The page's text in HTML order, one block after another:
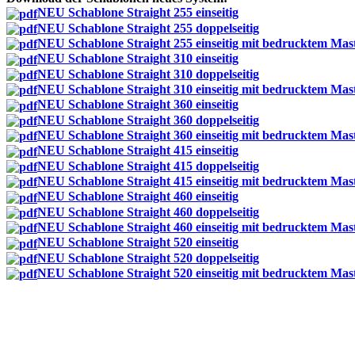
NEU Schablone Straight 255 einseitig
NEU Schablone Straight 255 doppelseitig
NEU Schablone Straight 255 einseitig mit bedrucktem
NEU Schablone Straight 310 einseitig
NEU Schablone Straight 310 doppelseitig
NEU Schablone Straight 310 einseitig mit bedrucktem
NEU Schablone Straight 360 einseitig
NEU Schablone Straight 360 doppelseitig
NEU Schablone Straight 360 einseitig mit bedrucktem
NEU Schablone Straight 415 einseitig
NEU Schablone Straight 415 doppelseitig
NEU Schablone Straight 415 einseitig mit bedrucktem
NEU Schablone Straight 460 einseitig
NEU Schablone Straight 460 doppelseitig
NEU Schablone Straight 460 einseitig mit bedrucktem
NEU Schablone Straight 520 einseitig
NEU Schablone Straight 520 doppelseitig
NEU Schablone Straight 520 einseitig mit bedrucktem